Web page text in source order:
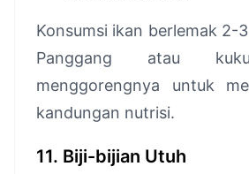
Konsumsi ikan berlemak 2-
Panggang atau
menggorengnya untuk
kandungan nutrisi.
11. Biji-bijian Utuh